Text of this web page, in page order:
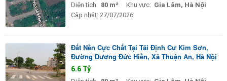
Diện tích: 80 m² Khu vực: Gia Lâm, Hà Nội
Cập nhật: 27/07/2026
Đất Nền Cực Chất Tại Tái Định Cư Kim Sơn,
Đường Dương Đức Hiền, Xã Thuận An, Hà Nội
6.6 Tỷ